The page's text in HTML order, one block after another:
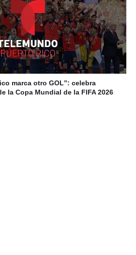
marca otro GOL”: celebra
la Copa Mundial de la FIFA 2026